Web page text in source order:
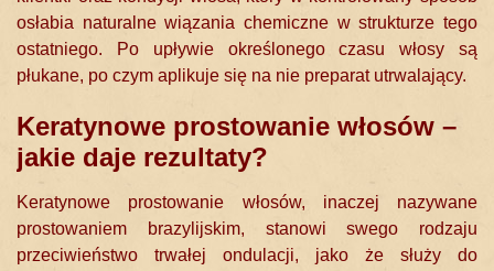
osłabia naturalne wiązania chemiczne w strukturze tego
ostatniego. Po upływie określonego czasu włosy są
płukane, po czym aplikuje się na nie preparat utrwalający.
Keratynowe prostowanie włosów –
jakie daje rezultaty?
Keratynowe prostowanie włosów, inaczej nazywane
prostowaniem brazylijskim, stanowi swego rodzaju
przeciwieństwo trwałej ondulacji, jako że służy do